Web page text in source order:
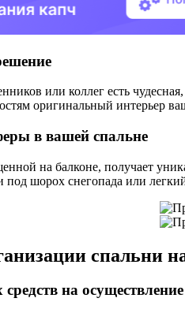
или коллег есть
оригинальный интерьер
в вашей спальне
на балконе, получает
под шорох снегопада или
спальни
на